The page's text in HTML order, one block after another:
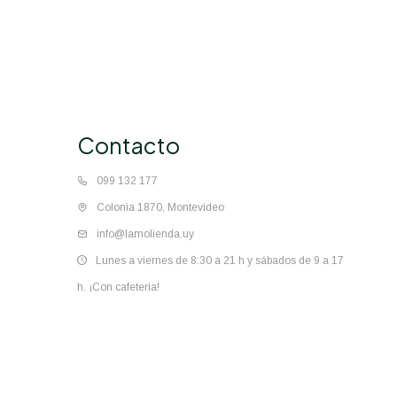
Contacto
099 132 177
Colonia 1870, Montevideo
info@lamolienda.uy
Lunes a viernes de 8:30 a 21 h y sábados de 9 a 17
h. ¡Con cafetería!